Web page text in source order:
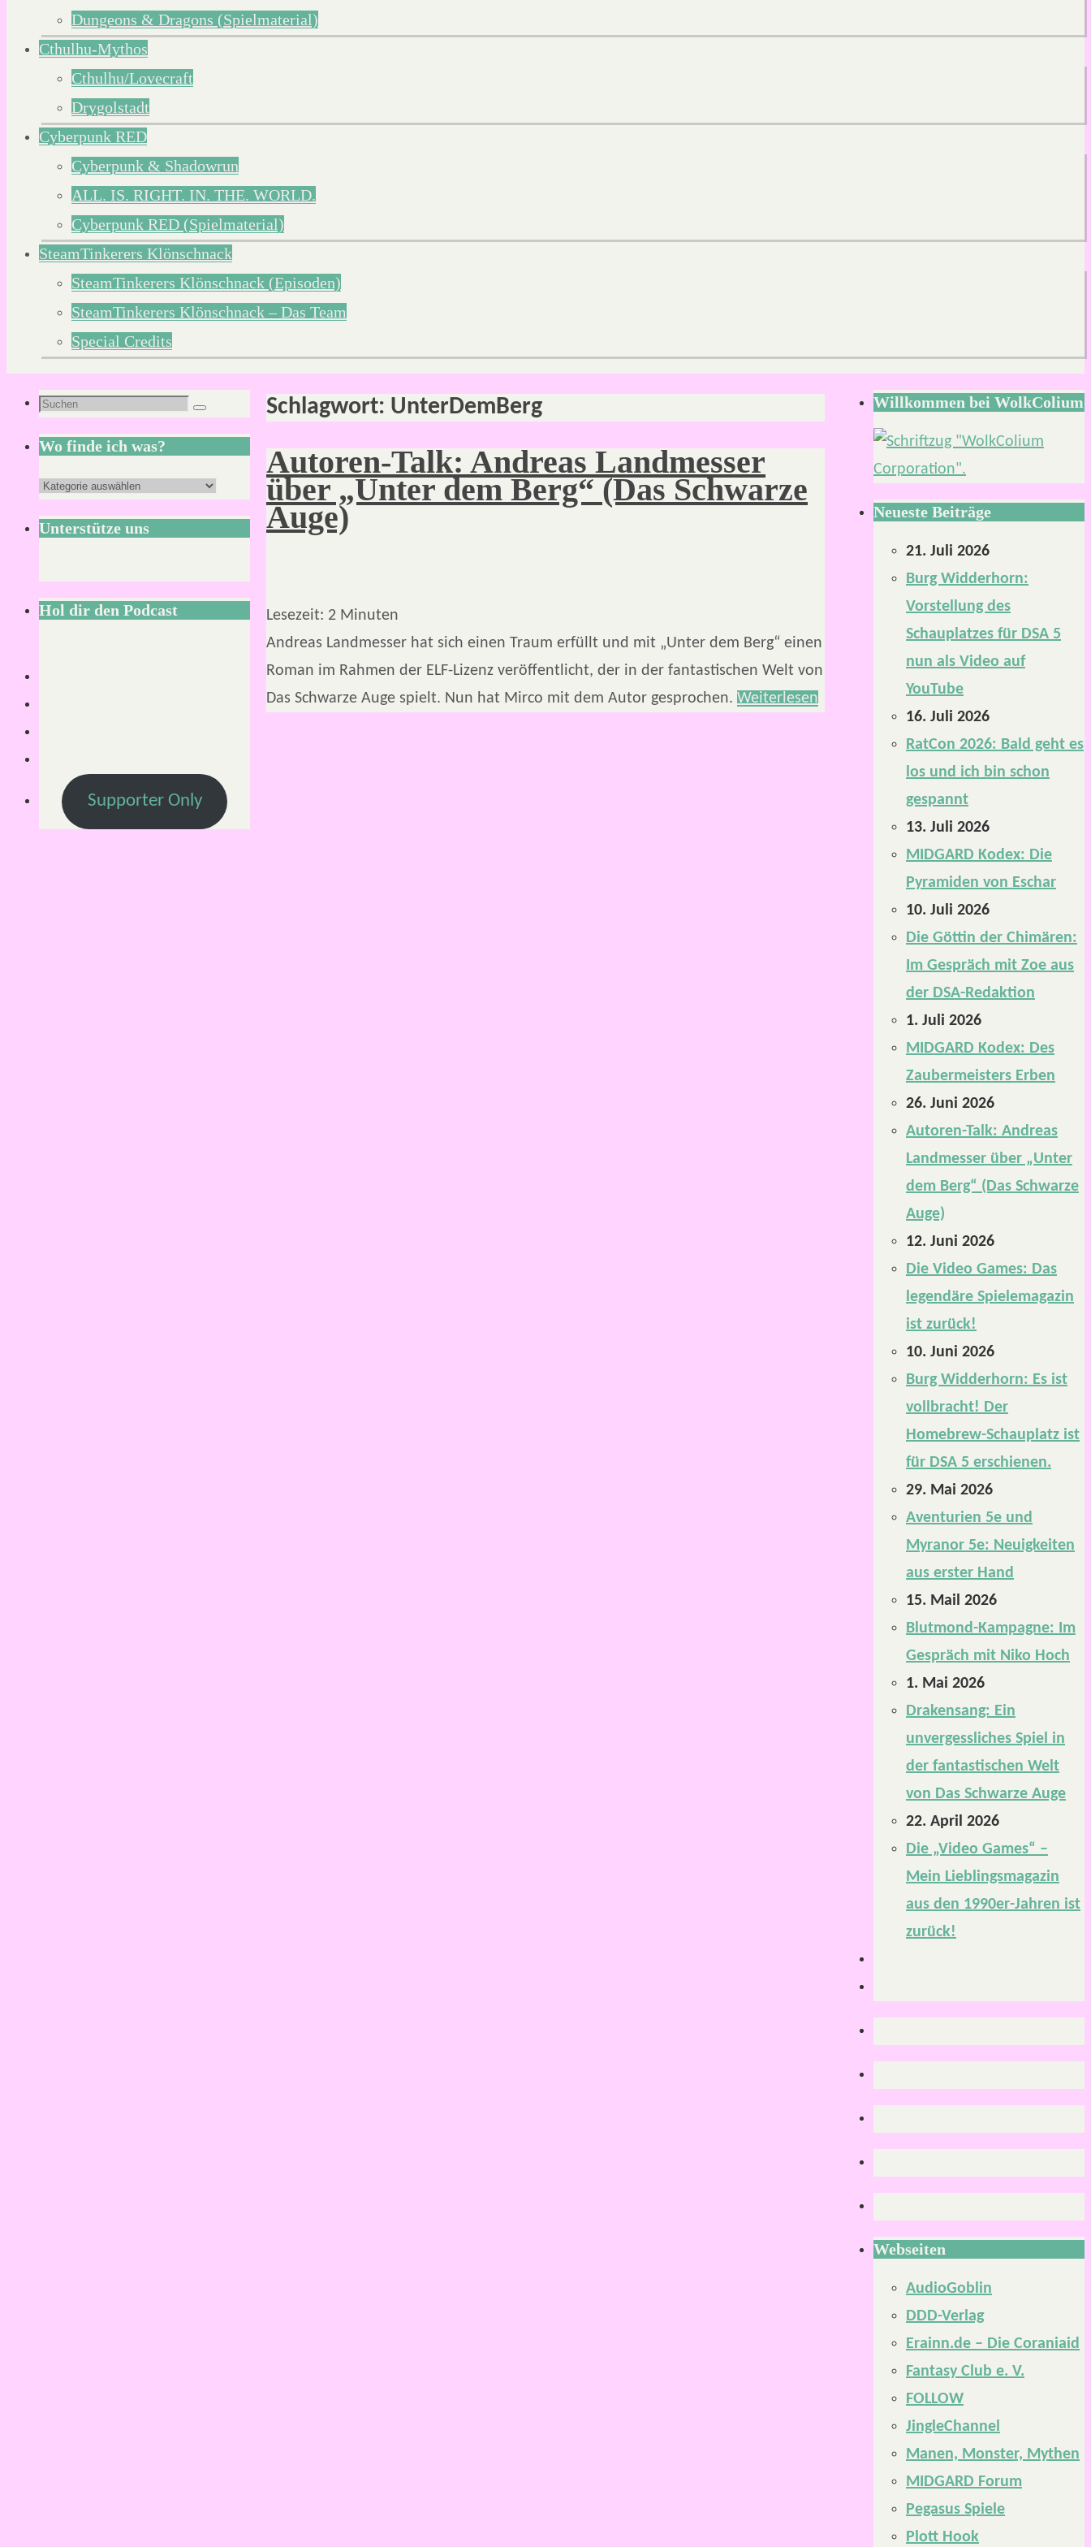
Dungeons & Dragons (Spielmaterial)
Cthulhu-Mythos
Cthulhu/Lovecraft
Drygolstadt
Cyberpunk RED
Cyberpunk & Shadowrun
ALL. IS. RIGHT. IN. THE. WORLD.
Cyberpunk RED (Spielmaterial)
SteamTinkerers Klönschnack
SteamTinkerers Klönschnack (Episoden)
SteamTinkerers Klönschnack – Das Team
Special Credits
Schlagwort: UnterDemBerg
Autoren-Talk: Andreas Landmesser
über „Unter dem Berg“ (Das Schwarze
Auge)
Lesezeit: 2 Minuten
Andreas Landmesser hat sich einen Traum erfüllt und mit „Unter dem Berg“ einen
Roman im Rahmen der ELF-Lizenz veröffentlicht, der in der fantastischen Welt von
Das Schwarze Auge spielt. Nun hat Mirco mit dem Autor gesprochen. Weiterlesen
Suchen
nach:
Suchen
Wo finde ich was?
Wo
finde
ich
Unterstütze uns
Hol dir den Podcast
Supporter Only
Willkommen bei WolkColium
Neueste Beiträge
21. Juli 2026
Burg Widderhorn:
Vorstellung des
Schauplatzes für DSA 5
nun als Video auf
YouTube
16. Juli 2026
RatCon 2026: Bald geht es
los und ich bin schon
gespannt
13. Juli 2026
MIDGARD Kodex: Die
Pyramiden von Eschar
10. Juli 2026
Die Göttin der Chimären:
Im Gespräch mit Zoe aus
der DSA-Redaktion
1. Juli 2026
MIDGARD Kodex: Des
Zaubermeisters Erben
26. Juni 2026
Autoren-Talk: Andreas
Landmesser über „Unter
dem Berg“ (Das Schwarze
Auge)
12. Juni 2026
Die Video Games: Das
legendäre Spielemagazin
ist zurück!
10. Juni 2026
Burg Widderhorn: Es ist
vollbracht! Der
Homebrew-Schauplatz ist
für DSA 5 erschienen.
29. Mai 2026
Aventurien 5e und
Myranor 5e: Neuigkeiten
aus erster Hand
15. Mail 2026
Blutmond-Kampagne: Im
Gespräch mit Niko Hoch
1. Mai 2026
Drakensang: Ein
unvergessliches Spiel in
der fantastischen Welt
von Das Schwarze Auge
22. April 2026
Die „Video Games“ –
Mein Lieblingsmagazin
aus den 1990er-Jahren ist
zurück!
Webseiten
AudioGoblin
DDD-Verlag
Erainn.de – Die Coraniaid
Fantasy Club e. V.
FOLLOW
JingleChannel
Manen, Monster, Mythen
MIDGARD Forum
Pegasus Spiele
Plott Hook